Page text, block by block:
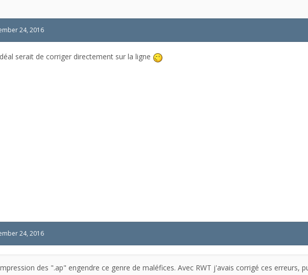
24, 2016
serait de corriger directement sur la ligne
24, 2016
des ".ap" engendre ce genre de maléfices. Avec RWT j'avais corrigé ces erreurs,